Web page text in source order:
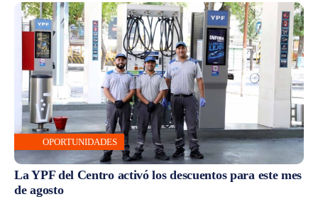
OPORTUNIDADES
La YPF del Centro activó los descuentos para este mes
de agosto